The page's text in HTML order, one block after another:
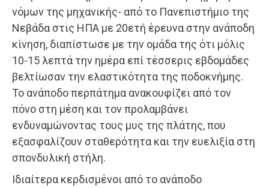
νόμων της μηχανικής- από το Πανεπιστήμιο της
Νεβάδα στις ΗΠΑ με 20ετή έρευνα στην ανάποδη
κίνηση, διαπίστωσε με την ομάδα της ότι μόλις
10-15 λεπτά την ημέρα επί τέσσερις εβδομάδες
βελτίωσαν την ελαστικότητα της ποδοκνήμης.
Το ανάποδο περπάτημα ανακουφίζει από τον
πόνο στη μέση και τον προλαμβάνει
ενδυναμώνοντας τους μυς της πλάτης, που
εξασφαλίζουν σταθερότητα και την ευελιξία στη
σπονδυλική στήλη.
Ιδιαίτερα κερδισμένοι από το ανάποδο